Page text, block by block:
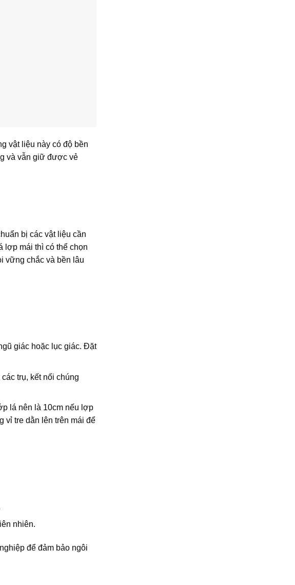
vật liệu này có độ bền
và vẫn giữ được vẻ
bị các vật liệu cần
lợp mái thì có thể chọn
vững chắc và bền lâu
giác hoặc lục giác. Đặt
trụ, kết nối chúng
lá nên là 10cm nếu lợp
vỉ tre dằn lên trên mái để
nhiên.
để đảm bảo ngôi